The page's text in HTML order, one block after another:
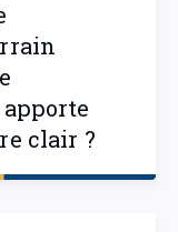
clair ?